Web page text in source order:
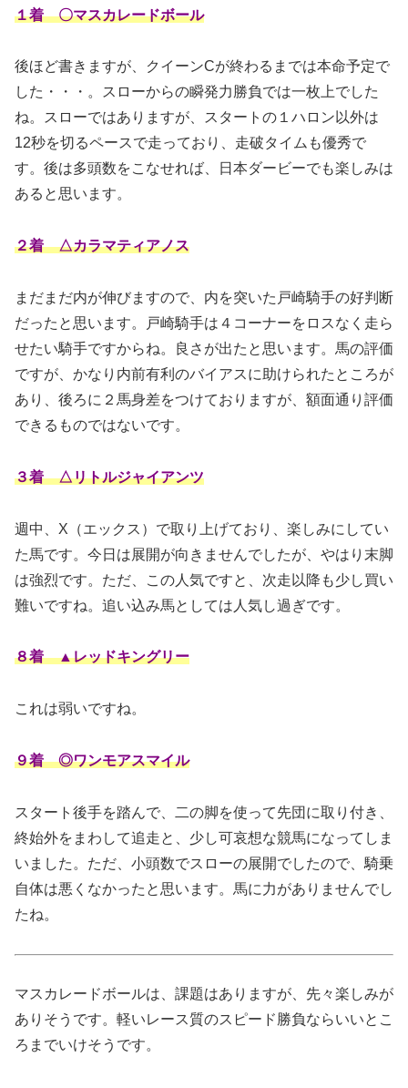
１着 〇マスカレードボール
後ほど書きますが、クイーンCが終わるまでは本命予定で
した・・・。スローからの瞬発力勝負では一枚上でした
ね。スローではありますが、スタートの１ハロン以外は
12秒を切るペースで走っており、走破タイムも優秀で
す。後は多頭数をこなせれば、日本ダービーでも楽しみは
あると思います。
２着 △カラマティアノス
まだまだ内が伸びますので、内を突いた戸崎騎手の好判断
だったと思います。戸崎騎手は４コーナーをロスなく走ら
せたい騎手ですからね。良さが出たと思います。馬の評価
ですが、かなり内前有利のバイアスに助けられたところが
あり、後ろに２馬身差をつけておりますが、額面通り評価
できるものではないです。
３着 △リトルジャイアンツ
週中、X（エックス）で取り上げており、楽しみにしてい
た馬です。今日は展開が向きませんでしたが、やはり末脚
は強烈です。ただ、この人気ですと、次走以降も少し買い
難いですね。追い込み馬としては人気し過ぎです。
８着 ▲レッドキングリー
これは弱いですね。
９着 ◎ワンモアスマイル
スタート後手を踏んで、二の脚を使って先団に取り付き、
終始外をまわして追走と、少し可哀想な競馬になってしま
いました。ただ、小頭数でスローの展開でしたので、騎乗
自体は悪くなかったと思います。馬に力がありませんでし
たね。
マスカレードボールは、課題はありますが、先々楽しみが
ありそうです。軽いレース質のスピード勝負ならいいとこ
ろまでいけそうです。